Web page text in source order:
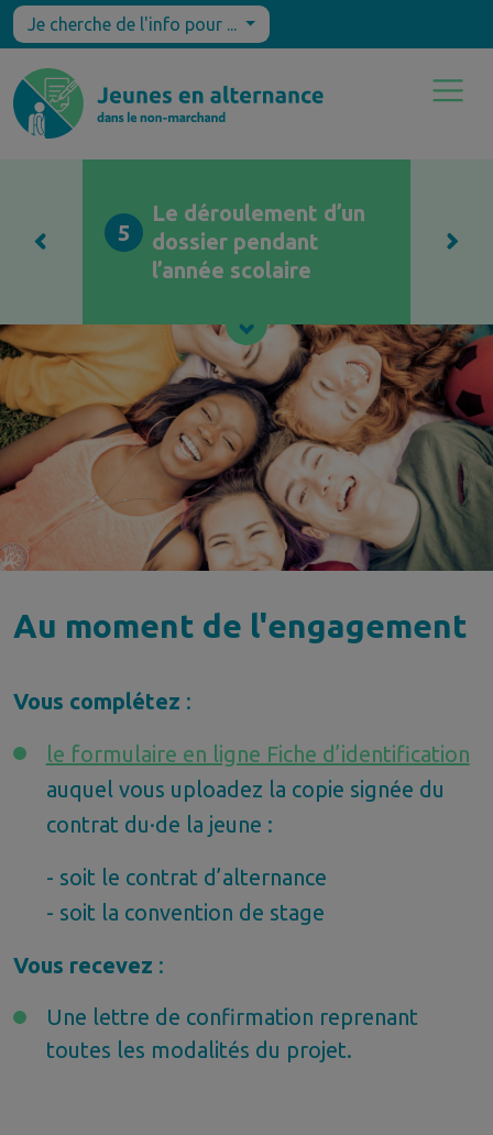
Je cherche de l'info pour ...
5
Le déroulement d’un
dossier pendant
l’année scolaire
Au moment de l'engagement
Vous complétez :
le formulaire en ligne Fiche d’identification
auquel vous uploadez la copie signée du
contrat du·de la jeune :
- soit le contrat d’alternance
- soit la convention de stage
Vous recevez :
Une lettre de confirmation reprenant
toutes les modalités du projet.